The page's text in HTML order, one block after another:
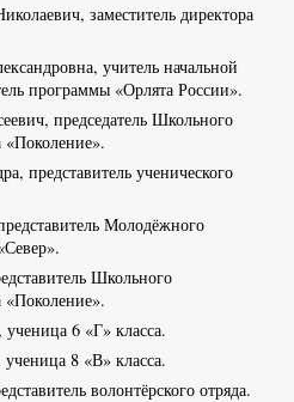
заместитель директора
учитель начальной
программы «Орлята России».
председатель Школьного
«Поколение».
представитель ученического
Молодёжного
Школьного
«Поколение».
6 «Г» класса.
8 «В» класса.
волонтёрского отряда.